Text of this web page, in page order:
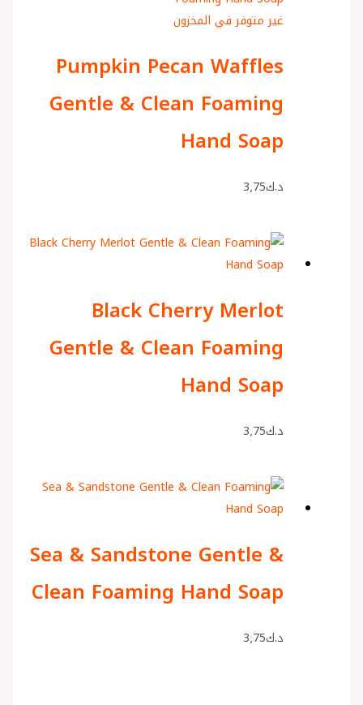
غير متوفر في المخزون
Pumpkin Pecan Waffles
Gentle & Clean Foaming
Hand Soap
د.ك3٫75
Black Cherry Merlot
Gentle & Clean Foaming
Hand Soap
د.ك3٫75
Sea & Sandstone Gentle &
Clean Foaming Hand Soap
د.ك3٫75